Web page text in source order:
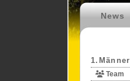
News
1.Männer
Team